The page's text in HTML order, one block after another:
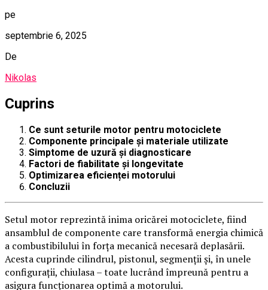
pe
septembrie 6, 2025
De
Nikolas
Cuprins
Ce sunt seturile motor pentru motociclete
Componente principale și materiale utilizate
Simptome de uzură și diagnosticare
Factori de fiabilitate și longevitate
Optimizarea eficienței motorului
Concluzii
Setul motor reprezintă inima oricărei motociclete, fiind
ansamblul de componente care transformă energia chimică
a combustibilului în forța mecanică necesară deplasării.
Acesta cuprinde cilindrul, pistonul, segmenții și, în unele
configurații, chiulasa – toate lucrând împreună pentru a
asigura funcționarea optimă a motorului.